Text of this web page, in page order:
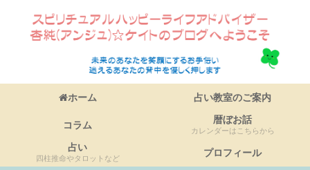
ホーム 占い教室のご案内
コラム 暦ぼお話
カレンダーはこちらから
占い
四柱推命やタロットなど プロフィール